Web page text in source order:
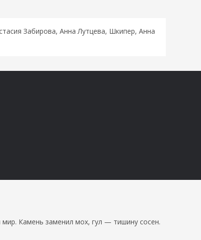
Забирова, Анна Лутцева, Шкипер, Анна
Камень заменил мох, гул — тишину сосен.